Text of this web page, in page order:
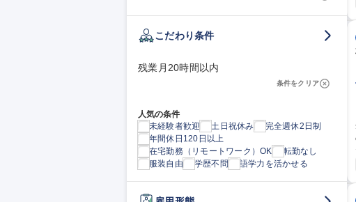
こだわり条件
残業月20時間以内
条件をクリア
人気の条件
未経験者歓迎
土日祝休み
完全週休2日制
年間休日120日以上
在宅勤務（リモートワーク）OK
転勤なし
服装自由
学歴不問 語学力を活かせる